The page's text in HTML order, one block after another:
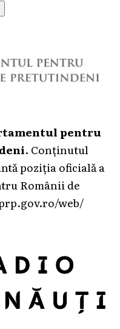
pentru
. Conținutul
poziția oficială a
Românii de
web/